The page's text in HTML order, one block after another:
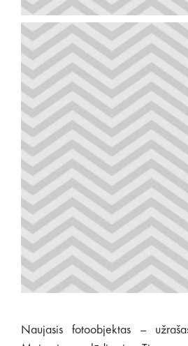
Naujasis fotoobjektas –